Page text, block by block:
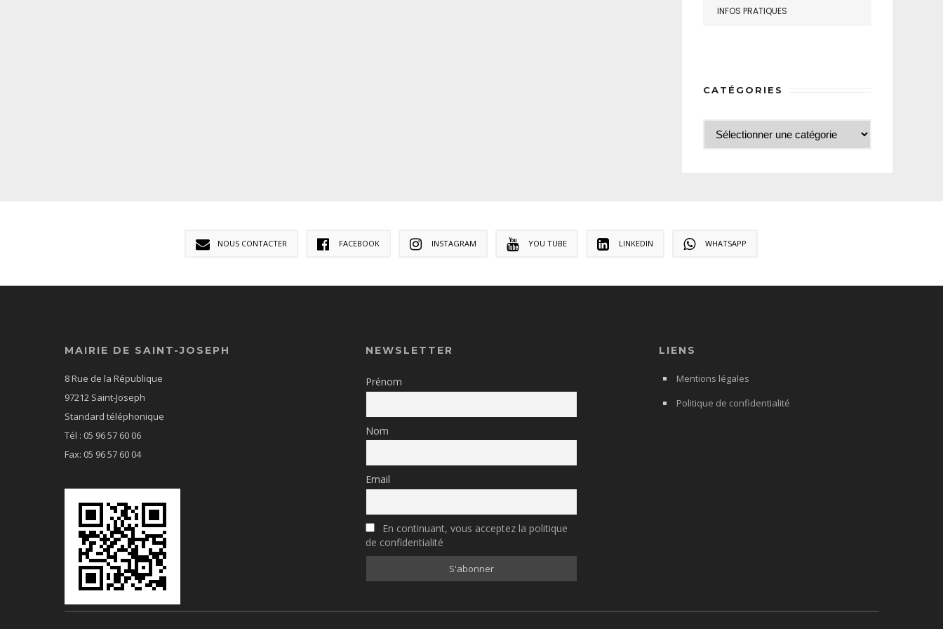
INFOS PRATIQUES
CATÉGORIES
NOUS CONTACTER FACEBOOK INSTAGRAM YOU TUBE LINKEDIN WHATSAPP
MAIRIE DE SAINT-JOSEPH
8 Rue de la République
97212 Saint-Joseph
Standard téléphonique
Tél : 05 96 57 60 06
Fax: 05 96 57 60 04
NEWSLETTER
Prénom
Nom
Email
En continuant, vous acceptez la politique
de confidentialité
LIENS
Mentions légales
Politique de confidentialité